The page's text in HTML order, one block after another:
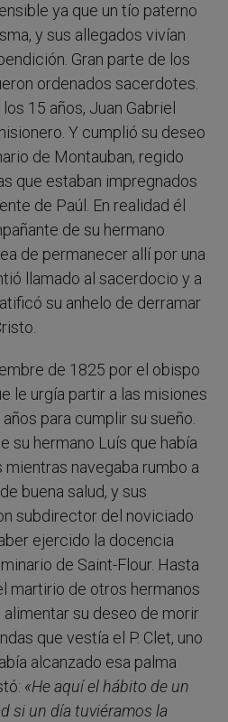
ya que un tío paterno
y sus allegados vivían
Gran parte de los
ordenados sacerdotes.
15 años, Juan Gabriel
Y cumplió su deseo
de Montauban, regido
que estaban impregnados
de Paúl. En realidad él
de su hermano
de permanecer allí por una
llamado al sacerdocio y a
su anhelo de derramar
de 1825 por el obispo
le urgía partir a las misiones
para cumplir su sueño.
su hermano Luís que había
navegaba rumbo a
buena salud, y sus
subdirector del noviciado
ejercido la docencia
de Saint-Flour. Hasta
martirio de otros hermanos
alimentar su deseo de morir
que vestía el P. Clet, uno
alcanzado esa palma
«He aquí el hábito de un
si un día tuviéramos la